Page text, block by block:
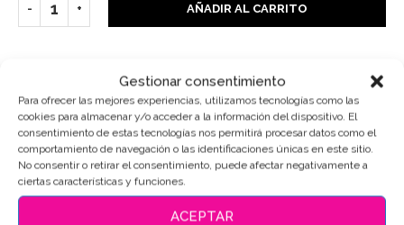
Gestionar consentimiento
Para ofrecer las mejores experiencias, utilizamos tecnologías como las
cookies para almacenar y/o acceder a la información del dispositivo. El
consentimiento de estas tecnologías nos permitirá procesar datos como el
comportamiento de navegación o las identificaciones únicas en este sitio.
No consentir o retirar el consentimiento, puede afectar negativamente a
ciertas características y funciones.
ACEPTAR
AÑADIR AL CARRITO
SKU: 5790
Categoría:
Sets de galletas
Etiquetas: Galletas de mantequilla,Galletas Decoradas,
Galletas personalizadas
Compartir